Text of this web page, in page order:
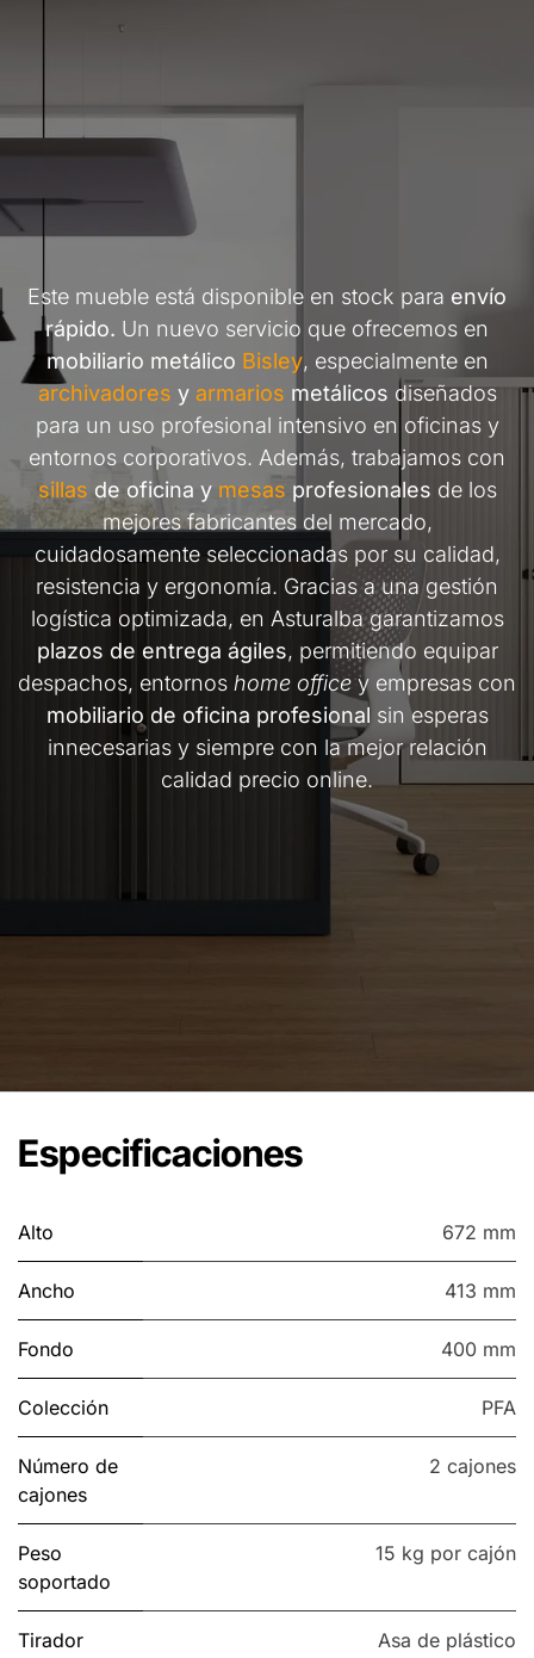
Este mueble está disponible en stock para envío
rápido. Un nuevo servicio que ofrecemos en
mobiliario metálico Bisley, especialmente en
archivadores y armarios metálicos diseñados
para un uso profesional intensivo en oficinas y
entornos corporativos. Además, trabajamos con
sillas de oficina y mesas profesionales de los
mejores fabricantes del mercado,
cuidadosamente seleccionadas por su calidad,
resistencia y ergonomía. Gracias a una gestión
logística optimizada, en Asturalba garantizamos
plazos de entrega ágiles, permitiendo equipar
despachos, entornos home officey empresas con
mobiliario de oficina profesional sin esperas
innecesarias y siempre con la mejor relación
calidad precio online.
Especificaciones
Alto 672 mm
Ancho 413 mm
Fondo 400 mm
Colección PFA
Número de
cajones
2 cajones
Peso
soportado
15 kg por cajón
Tirador Asa de plástico